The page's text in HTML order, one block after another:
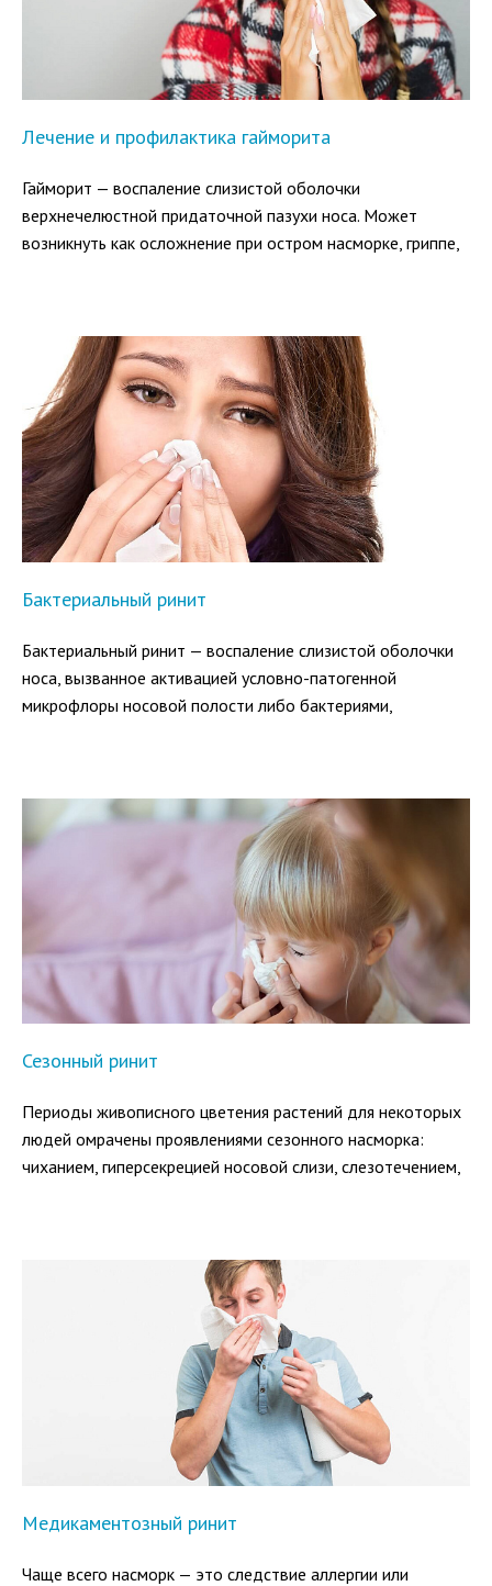
Лечение и профилактика гайморита
Гайморит — воспаление слизистой оболочки
верхнечелюстной придаточной пазухи носа. Может
возникнуть как осложнение при остром насморке, гриппе,
Бактериальный ринит
Бактериальный ринит — воспаление слизистой оболочки
носа, вызванное активацией условно-патогенной
микрофлоры носовой полости либо бактериями,
интоксикации.
Сезонный ринит
Периоды живописного цветения растений для некоторых
людей омрачены проявлениями сезонного насморка:
чиханием, гиперсекрецией носовой слизи, слезотечением,
испытывает повышенную чувствительность.
Медикаментозный ринит
Чаще всего насморк — это следствие аллергии или